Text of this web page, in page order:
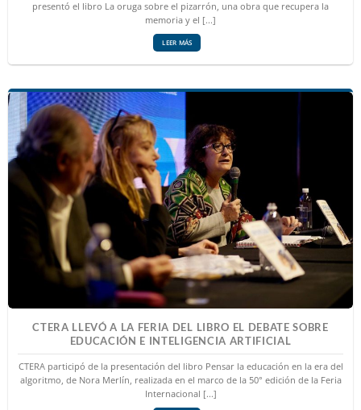
presentó el libro La oruga sobre el pizarrón, una obra que recupera la
memoria y el [...]
LEER MÁS
CTERA LLEVÓ A LA FERIA DEL LIBRO EL DEBATE SOBRE
EDUCACIÓN E INTELIGENCIA ARTIFICIAL
CTERA participó de la presentación del libro Pensar la educación en la era del
algoritmo, de Nora Merlín, realizada en el marco de la 50° edición de la Feria
Internacional [...]